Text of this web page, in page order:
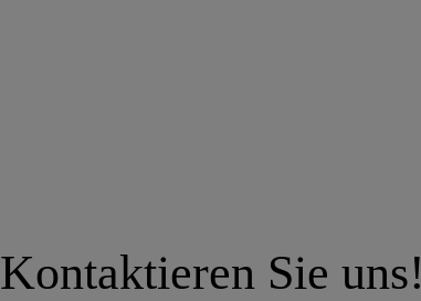
Kontaktieren Sie uns!